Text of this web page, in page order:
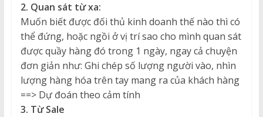
2. Quan sát từ xa:
Muốn biết được đối thủ kinh doanh thế nào thì có
thể đứng, hoặc ngồi ở vị trí sao cho mình quan sát
được quầy hàng đó trong 1 ngày, ngay cả chuyện
đơn giản như: Ghi chép số lượng người vào, nhìn
lượng hàng hóa trên tay mang ra của khách hàng
==> Dự đoán theo cảm tính
3. Từ Sale